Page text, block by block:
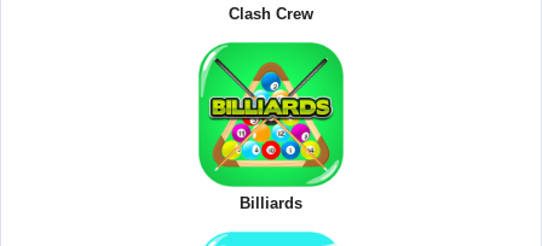
Clash Crew
Billiards